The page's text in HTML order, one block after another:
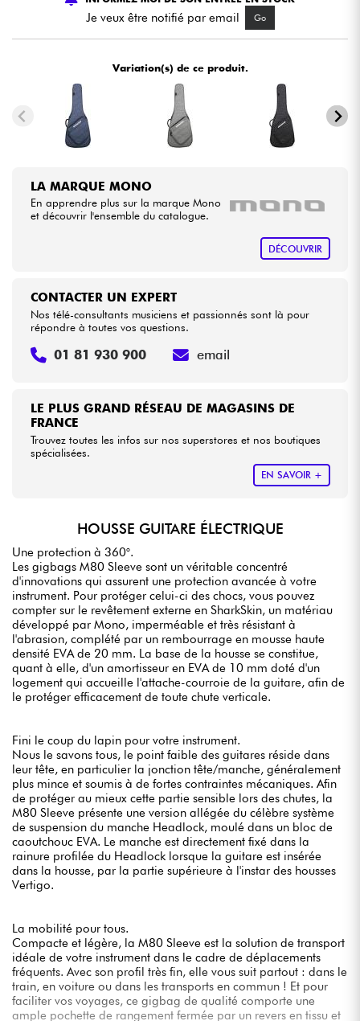
Voir nos marques
Je veux être notifié par email Go
Variation(s) de ce produit.
LA MARQUE MONO
En apprendre plus sur la marque Mono
et découvrir l'ensemble du catalogue.
DÉCOUVRIR
LE PLUS GRAND RÉSEAU DE MAGASINS DE
FRANCE
Trouvez toutes les infos sur nos superstores et nos boutiques
spécialisées.
EN SAVOIR +
CONTACTER UN EXPERT
Nos télé-consultants musiciens et passionnés sont là pour
répondre à toutes vos questions.
01 81 930 900 email
HOUSSE GUITARE ÉLECTRIQUE
Une protection à 360°.
Les gigbags M80 Sleeve sont un véritable concentré
d'innovations qui assurent une protection avancée à votre
instrument. Pour protéger celui-ci des chocs, vous pouvez
compter sur le revêtement externe en SharkSkin, un matériau
développé par Mono, imperméable et très résistant à
l'abrasion, complété par un rembourrage en mousse haute
densité EVA de 20 mm. La base de la housse se constitue,
quant à elle, d'un amortisseur en EVA de 10 mm doté d'un
logement qui accueille l'attache-courroie de la guitare, afin de
le protéger efficacement de toute chute verticale.
Fini le coup du lapin pour votre instrument.
Nous le savons tous, le point faible des guitares réside dans
leur tête, en particulier la jonction tête/manche, généralement
plus mince et soumis à de fortes contraintes mécaniques. Afin
de protéger au mieux cette partie sensible lors des chutes, la
M80 Sleeve présente une version allégée du célèbre système
de suspension du manche Headlock, moulé dans un bloc de
caoutchouc EVA. Le manche est directement fixé dans la
rainure profilée du Headlock lorsque la guitare est insérée
dans la housse, par la partie supérieure à l'instar des housses
Vertigo.
La mobilité pour tous.
Compacte et légère, la M80 Sleeve est la solution de transport
idéale de votre instrument dans le cadre de déplacements
fréquents. Avec son profil très fin, elle vous suit partout : dans le
train, en voiture ou dans les transports en commun ! Et pour
faciliter vos voyages, ce gigbag de qualité comporte une
ample pochette de rangement fermée par un revers en tissu et